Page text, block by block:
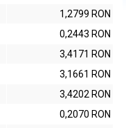
1,2799 RON
0,2443 RON
3,4171 RON
3,1661 RON
3,4202 RON
0,2070 RON